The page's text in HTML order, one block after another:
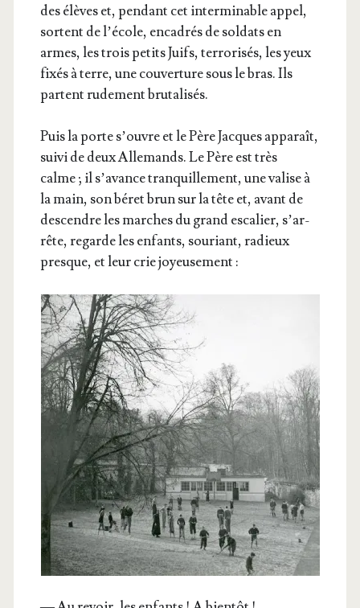
des élèves et, pen­dant cet inter­mi­nable appel,
sortent de l’é­cole, enca­drés de sol­dats en
armes, les trois petits Juifs, ter­ro­ri­sés, les yeux
fixés à terre, une cou­ver­ture sous le bras. Ils
partent rude­ment brutalisés.
Puis la porte s’ouvre et le Père Jacques appa­raît,
sui­vi de deux Alle­mands. Le Père est très
calme ; il s’a­vance tran­quille­ment, une valise à
la main, son béret brun sur la tête et, avant de
des­cendre les marches du grand esca­lier, s’ar­
rête, regarde les enfants, sou­riant, radieux
presque, et leur crie joyeusement :